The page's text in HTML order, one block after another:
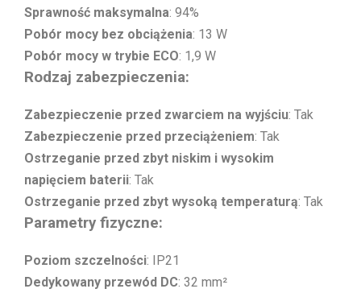
Sprawność maksymalna: 94%
Pobór mocy bez obciążenia: 13 W
Pobór mocy w trybie ECO: 1,9 W
Rodzaj zabezpieczenia:
Zabezpieczenie przed zwarciem na wyjściu: Tak
Zabezpieczenie przed przeciążeniem: Tak
Ostrzeganie przed zbyt niskim i wysokim
napięciem baterii: Tak
Ostrzeganie przed zbyt wysoką temperaturą: Tak
Parametry fizyczne:
Poziom szczelności: IP21
Dedykowany przewód DC: 32 mm²